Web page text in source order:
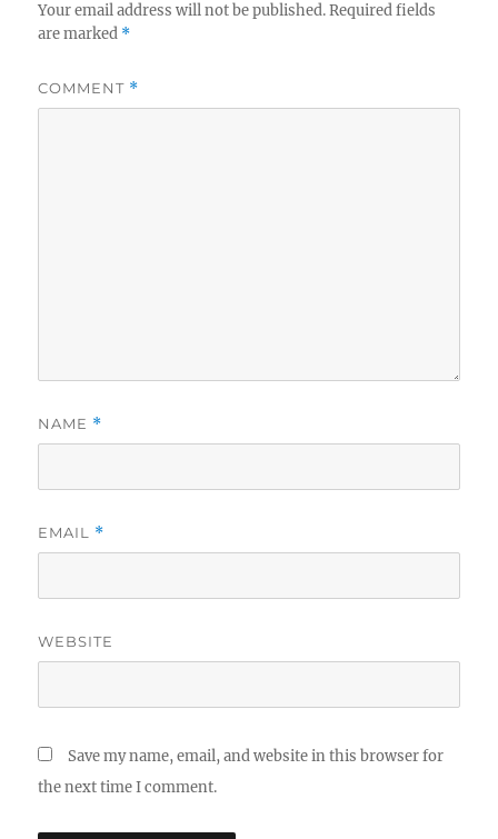
Your email address will not be published. Required fields
are marked *
COMMENT *
NAME *
EMAIL *
WEBSITE
Save my name, email, and website in this browser for
the next time I comment.